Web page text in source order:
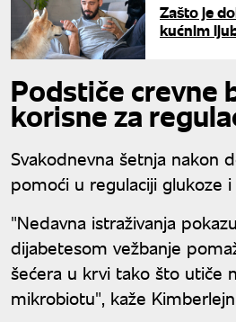
Zašto je
kućnim
Podstiče crevne
korisne za
Svakodnevna šetnja nakon
pomoći u regulaciji glukoze
"Nedavna istraživanja
dijabetesom vežbanje
šećera u krvi tako što utiče
mikrobiotu", kaže